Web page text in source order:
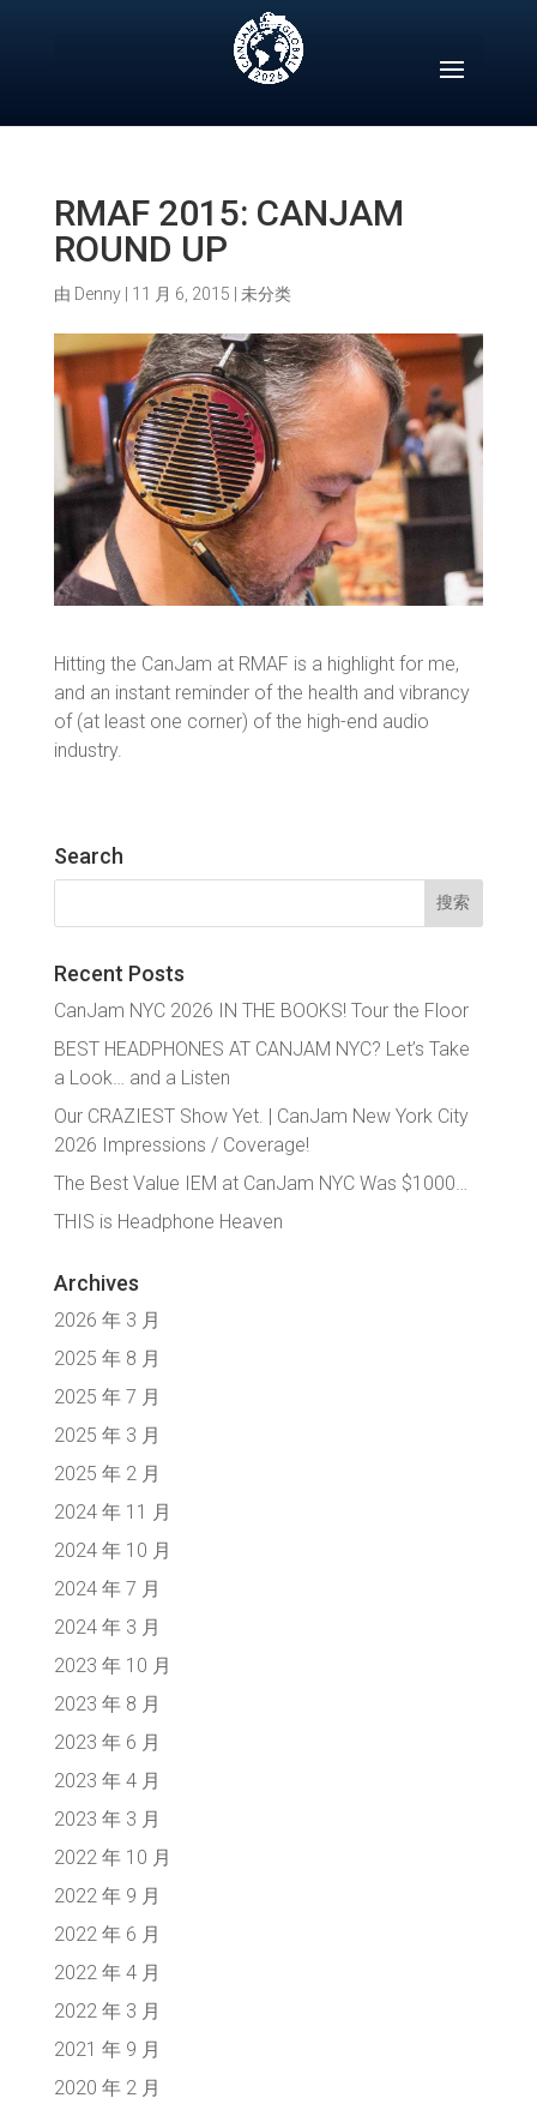
RMAF 2015: CANJAM
ROUND UP
由 Denny| 11 月 6, 2015 未分类
Hitting the CanJam at RMAF is a highlight for me,
and an instant reminder of the health and vibrancy
of (at least one corner) of the high-end audio
industry.
Search
搜
Recent Posts
CanJam NYC 2026 IN THE BOOKS! Tour the Floor
BEST HEADPHONES AT CANJAM NYC? Let’s Take
a Look… and a Listen
Our CRAZIEST Show Yet. | CanJam New York City
2026 Impressions / Coverage!
The Best Value IEM at CanJam NYC Was $1000…
THIS is Headphone Heaven
Archives
2026 年 3 月
2025 年 8 月
2025 年 7 月
2025 年 3 月
2025 年 2 月
2024 年 11 月
2024 年 10 月
2024 年 7 月
2024 年 3 月
2023 年 10 月
2023 年 8 月
2023 年 6 月
2023 年 4 月
2023 年 3 月
2022 年 10 月
2022 年 9 月
2022 年 6 月
2022 年 4 月
2022 年 3 月
2021 年 9 月
2020 年 2 月